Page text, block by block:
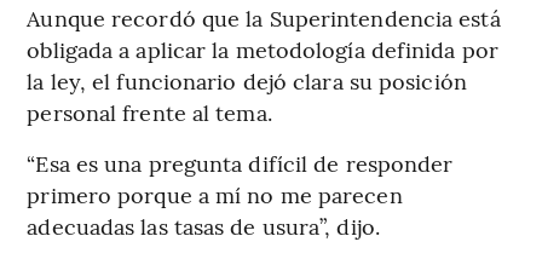
Aunque recordó que la Superintendencia está
obligada a aplicar la metodología definida por
la ley, el funcionario dejó clara su posición
personal frente al tema.
“Esa es una pregunta difícil de responder
primero porque a mí no me parecen
adecuadas las tasas de usura”, dijo.